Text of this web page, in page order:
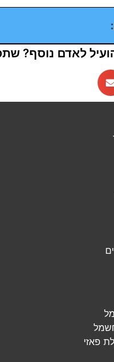
לאדם נוסף?
פאזי